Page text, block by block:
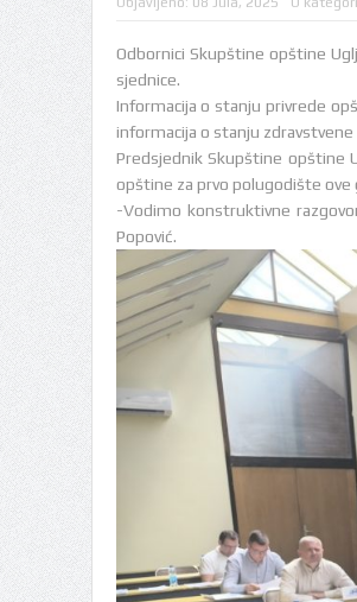
Odbornici Skupštine opštine
sjednice.
Informacija o stanju privrede
informacija o stanju
Predsjednik Skupštine opštine
opštine za prvo polugodište ove
-Vodimo konstruktivne
Popović.